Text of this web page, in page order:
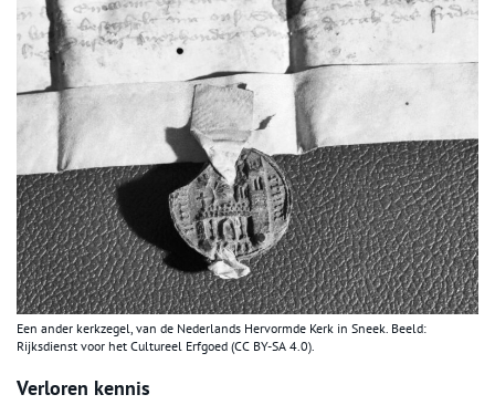
Een ander kerkzegel, van de Nederlands Hervormde Kerk in Sneek. Beeld:
Rijksdienst voor het Cultureel Erfgoed (CC BY-SA 4.0).
Verloren kennis